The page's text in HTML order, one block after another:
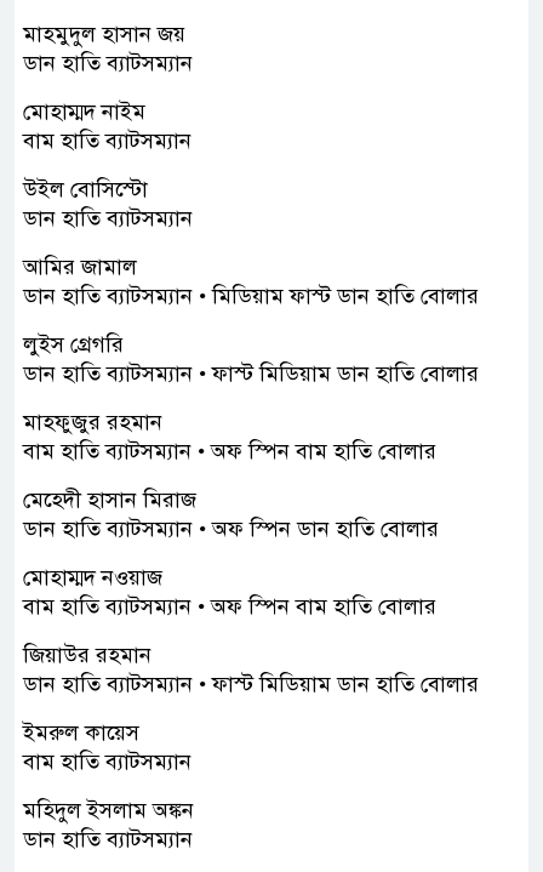
মাহমুদুল হাসান জয়
ডান হাতি ব্যাটসম্যান
মোহাম্মদ নাইম
বাম হাতি ব্যাটসম্যান
উইল বোসিস্টো
ডান হাতি ব্যাটসম্যান
আমির জামাল
ডান হাতি ব্যাটসম্যান • মিডিয়াম ফাস্ট ডান হাতি বোলার
লুইস গ্রেগরি
ডান হাতি ব্যাটসম্যান • ফাস্ট মিডিয়াম ডান হাতি বোলার
মাহফুজুর রহমান
বাম হাতি ব্যাটসম্যান • অফ স্পিন বাম হাতি বোলার
মেহেদী হাসান মিরাজ
ডান হাতি ব্যাটসম্যান • অফ স্পিন ডান হাতি বোলার
মোহাম্মদ নওয়াজ
বাম হাতি ব্যাটসম্যান • অফ স্পিন বাম হাতি বোলার
জিয়াউর রহমান
ডান হাতি ব্যাটসম্যান • ফাস্ট মিডিয়াম ডান হাতি বোলার
ইমরুল কায়েস
বাম হাতি ব্যাটসম্যান
মহিদুল ইসলাম অঙ্কন
ডান হাতি ব্যাটসম্যান